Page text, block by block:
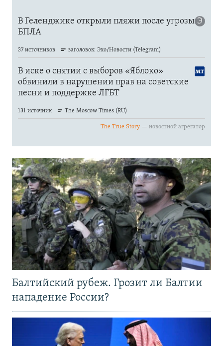
Балтийский рубеж. Грозит ли Балтии
нападение России?